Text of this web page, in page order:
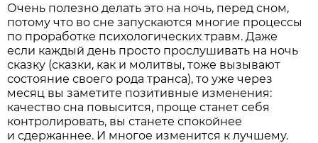
Очень полезно делать это на ночь, перед сном,
потому что во сне запускаются многие процессы
по проработке психологических травм. Даже
если каждый день просто прослушивать на ночь
сказку (сказки, как и молитвы, тоже вызывают
состояние своего рода транса), то уже через
месяц вы заметите позитивные изменения:
качество сна повысится, проще станет себя
контролировать, вы станете спокойнее
и сдержаннее. И многое изменится к лучшему.